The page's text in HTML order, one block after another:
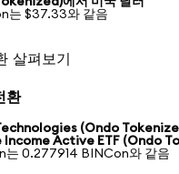
는 $37.33와 같음
살펴보기
환
(Ondo
Income Active ETF (Ondo
는 0.277914 BINCon와 같음